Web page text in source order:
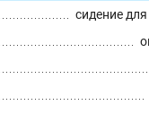
сидение